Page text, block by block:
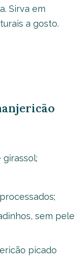
Sirva em
a gosto.
sem pele
picado